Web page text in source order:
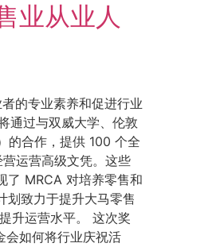
业从业人
的专业素养和促进行业
通过与双威大学、伦敦
的合作，提供 100 个全
运营高级文凭。这些
了 MRCA 对培养零售和
划致力于提升大马零售
升运营水平。 这次奖
会如何将行业庆祝活